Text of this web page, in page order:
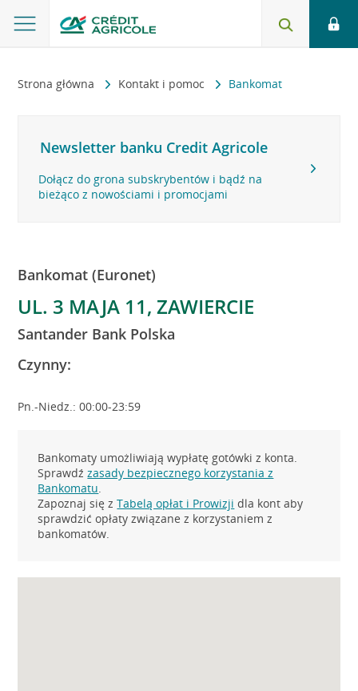
Strona główna Kontakt i pomoc Bankomat
Newsletter banku Credit Agricole
Dołącz do grona subskrybentów i bądź na
bieżąco z nowościami i promocjami
Bankomat (Euronet)
UL. 3 MAJA 11, ZAWIERCIE
Santander Bank Polska
Czynny:
Pn.-Niedz.: 00:00-23:59
Bankomaty umożliwiają wypłatę gotówki z konta.
Sprawdźzasady bezpiecznego korzystania z
Bankomatu.
Zapoznaj się zTabelą opłat i Prowizji dla kont aby
sprawdzić opłaty związane z korzystaniem z
bankomatów.